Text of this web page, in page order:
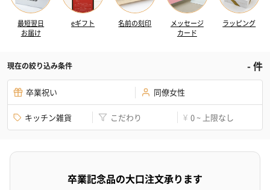
最短翌日
お届け
eギフト 名前の刻印
メッセージ
カード
ラッピング
現在の絞り込み条件 -件
卒業祝い 同僚女性
キッチン雑貨 こだわり ¥ 0 ~ 上限なし
卒業記念品の大口注文承ります